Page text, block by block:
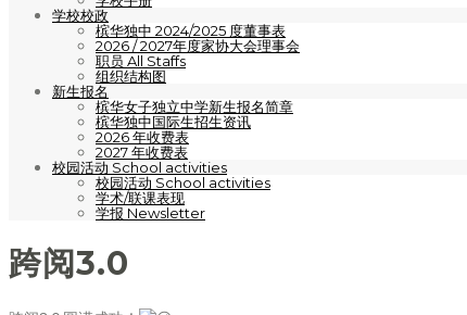
学校校政
槟华独中 2024/2025 度董事表
2026 / 2027年度家协大会理事会
职员 All Staffs
组织结构图
新生报名
槟华女子独立中学新生报名简章
槟华独中国际生招生资讯
2026 年收费表
2027 年收费表
校园活动 School activities
校园活动 School activities
学术/联课表现
学报 Newsletter
跨阅3.0